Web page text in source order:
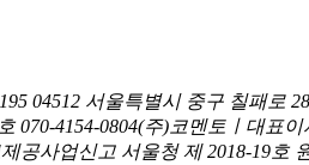
04512 서울특별시 중구 칠패로
070-4154-0804(주)코멘토ㅣ대표이
공사업신고 서울청 제 2018-19호